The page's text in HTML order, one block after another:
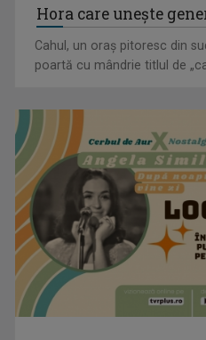
”Un doctor pentru
esențiale pentru o stare ...
Hora care unește
Cahul, un oraș pitoresc din
poartă cu mândrie titlul de